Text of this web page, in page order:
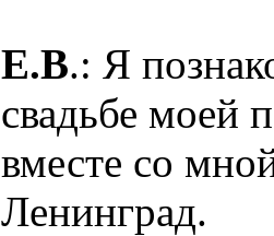
Е.В.: Я
свадьбе моей
вместе со
Ленинград.